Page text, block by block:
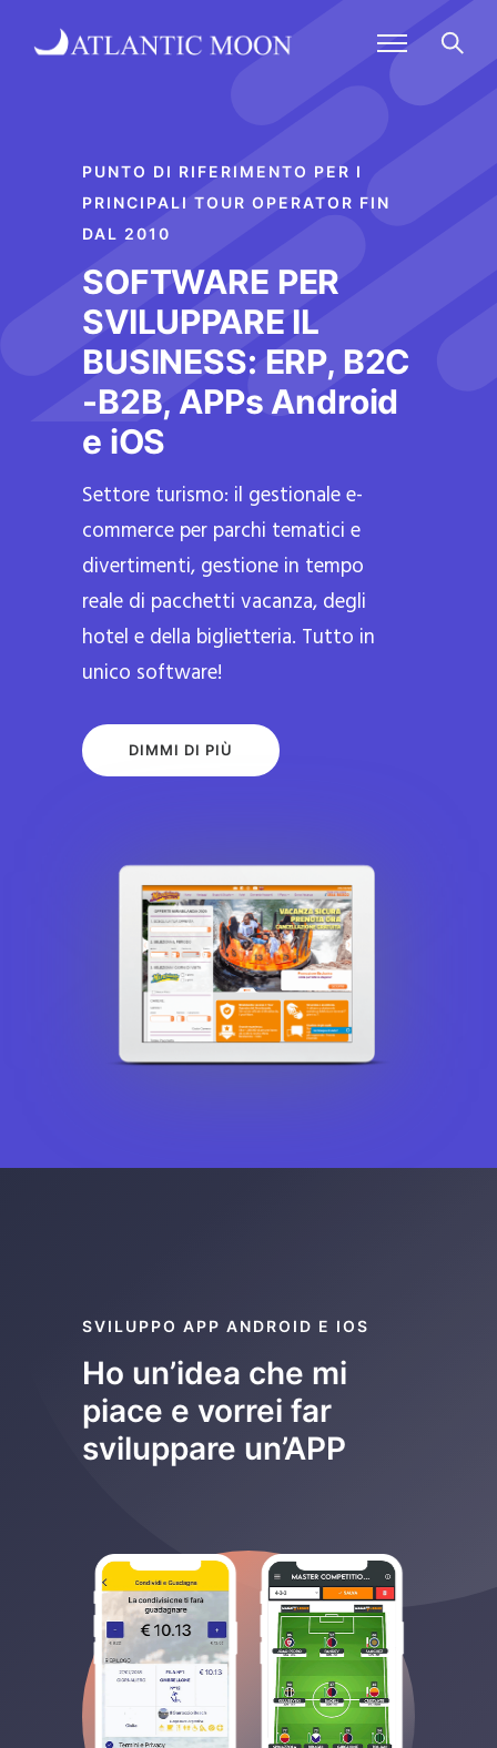
PUNTO DI RIFERIMENTO PER I
PRINCIPALI TOUR OPERATOR FIN
DAL 2010
SOFTWARE PER
SVILUPPARE IL
BUSINESS: ERP, B2C
-B2B, APPs Android
e iOS
Settore turismo: il gestionale e-
commerce per parchi tematici e
divertimenti, gestione in tempo
reale di pacchetti vacanza, degli
hotel e della biglietteria. Tutto in
unico software!
DIMMI DI PIÙ
SVILUPPO APP ANDROID E IOS
Ho un’idea che mi
piace e vorrei far
sviluppare un’APP